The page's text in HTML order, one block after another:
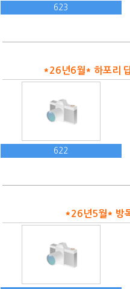
623
*26년6월* 하포리
622
*26년5월* 방